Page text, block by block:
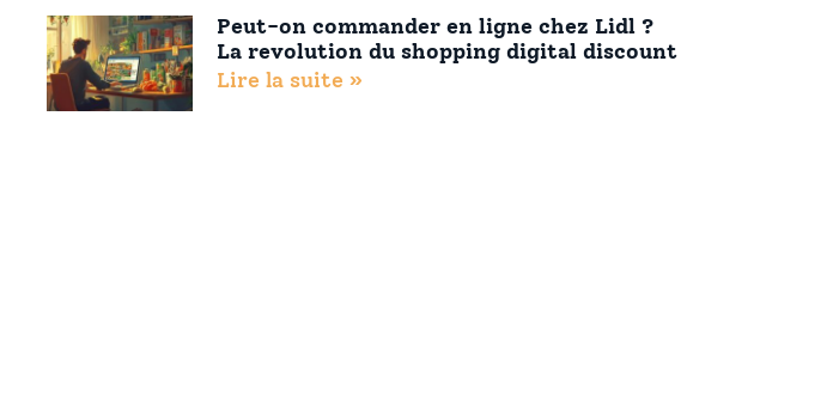
Peut-on commander en ligne chez Lidl ?
La revolution du shopping digital discount
Lire la suite »